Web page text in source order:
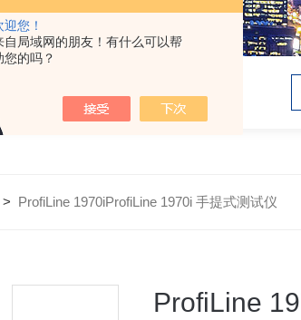
迎您！
自局域网的朋友！有什么可以帮
您的吗？
> ProfiLine 1970iProfiLine 1970i 手提式测试仪
ProfiLine